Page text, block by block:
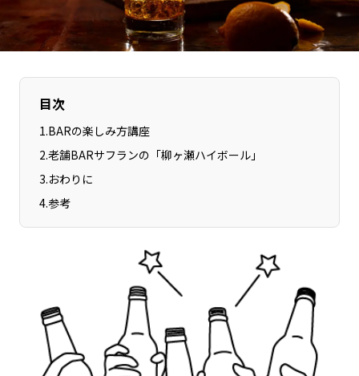
河内エリア
兵庫エリア
奈良エリア
和歌山エリア
カテゴリから探す
特集コンテンツ
地域を代表する 企業100選
目次
1.BARの楽しみ方講座
2.老舗BARサフランの「柳ヶ瀬ハイボール」
3.おわりに
4.参考